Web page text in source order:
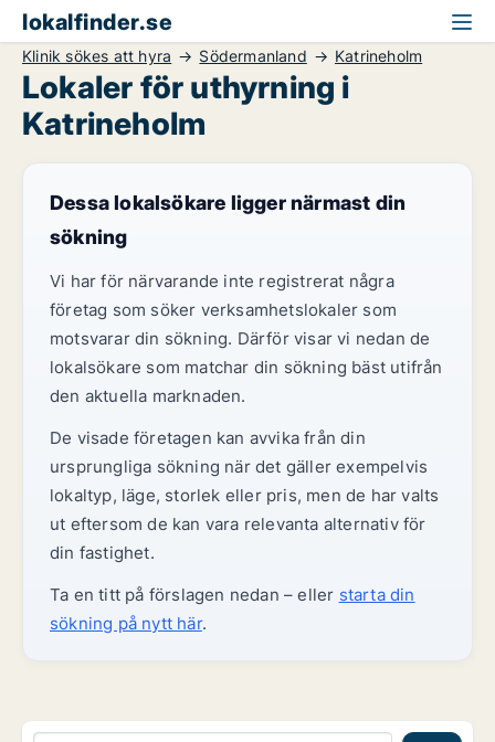
lokalfinder.se
Klinik sökes att hyra Södermanland Katrineholm
Lokaler för uthyrning i
Katrineholm
Dessa lokalsökare ligger närmast din
sökning
Vi har för närvarande inte registrerat några
företag som söker verksamhetslokaler som
motsvarar din sökning. Därför visar vi nedan de
lokalsökare som matchar din sökning bäst utifrån
den aktuella marknaden.
De visade företagen kan avvika från din
ursprungliga sökning när det gäller exempelvis
lokaltyp, läge, storlek eller pris, men de har valts
ut eftersom de kan vara relevanta alternativ för
din fastighet.
Ta en titt på förslagen nedan – eller starta din
sökning på nytt här.